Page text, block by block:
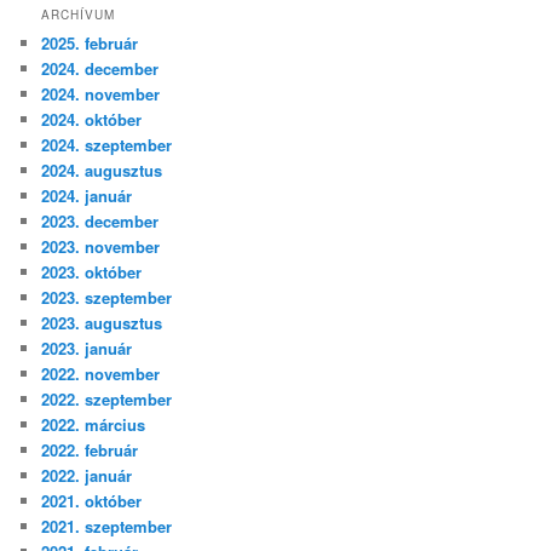
ARCHÍVUM
2025. február
2024. december
2024. november
2024. október
2024. szeptember
2024. augusztus
2024. január
2023. december
2023. november
2023. október
2023. szeptember
2023. augusztus
2023. január
2022. november
2022. szeptember
2022. március
2022. február
2022. január
2021. október
2021. szeptember